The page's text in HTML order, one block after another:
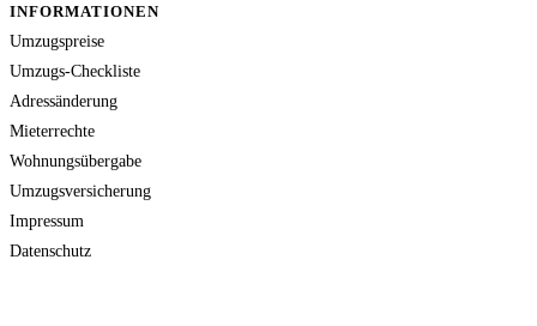
INFORMATIONEN
Umzugspreise
Umzugs-Checkliste
Adressänderung
Mieterrechte
Wohnungsübergabe
Umzugsversicherung
Impressum
Datenschutz